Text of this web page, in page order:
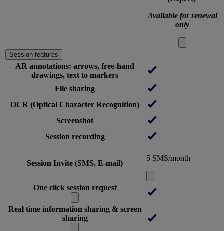
Available for renewal
only
Session features
AR annotations: arrows, free-hand
drawings, text to markers
File sharing
OCR (Optical Character Recognition)
Screenshot
Session recording
Session Invite (SMS, E-mail)
5 SMS/month
One click session request
Real time information sharing & screen
sharing